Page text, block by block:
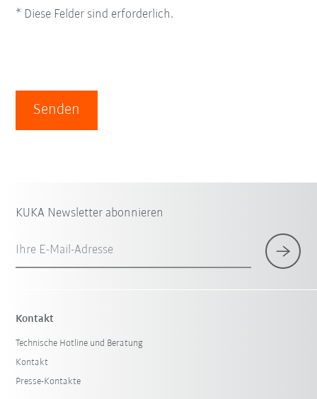
* Diese Felder sind erforderlich.
Senden
KUKA Newsletter abonnieren
Ihre E-Mail-Adresse
Kontakt
Technische Hotline und Beratung
Kontakt
Presse-Kontakte